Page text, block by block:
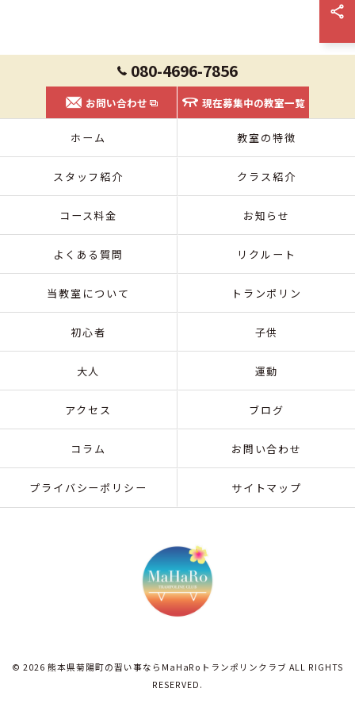
080-4696-7856
お問い合わせ 現在募集中の教室一覧
ホーム 教室の特徴
スタッフ紹介 クラス紹介
コース料金 お知らせ
よくある質問 リクルート
当教室について トランポリン
初心者 子供
大人 運動
アクセス ブログ
コラム お問い合わせ
プライバシーポリシー サイトマップ
© 2026 熊本県菊陽町の習い事ならMaHaRoトランポリンクラブ ALL RIGHTS
RESERVED.